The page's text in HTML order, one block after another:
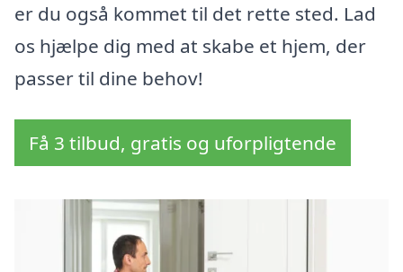
er du også kommet til det rette sted. Lad
os hjælpe dig med at skabe et hjem, der
passer til dine behov!
Få 3 tilbud, gratis og uforpligtende